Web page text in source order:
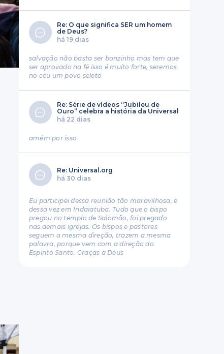
Re: O que significa SER um homem
de Deus?
há 19 dias
salvação não basta ser bonzinho mas tem que
ser aprovado na fé isso é muito forte, seremos
no céu um povo seleto
Re: Série de vídeos “Jubileu de
Ouro” celebra a história da Universal
há 22 dias
amém por isso
Re: Universal.org
há 30 dias
Eu participei dessa reunião tão maravilhosa, e
dessa vez em Indaiatuba. Tudo que o bispo
pregou no templo de Salomão, foi pregado
nas demais igrejas. Os bispos e pastores
seguem a mesma direção, trazem a mesma
palavra, porque vem com a direção do
Espírito Santo. Graças a Deus